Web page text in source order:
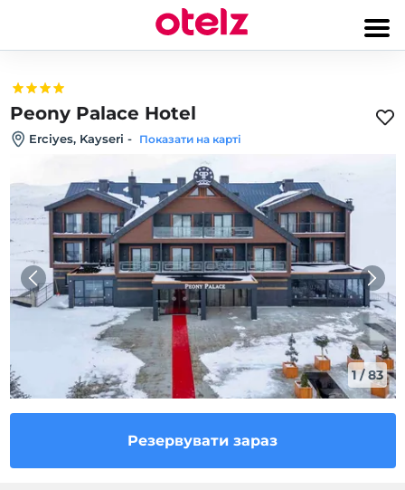
Peony Palace Hotel
Erciyes, Kayseri - Показати на карті
1/83
Резервувати зараз